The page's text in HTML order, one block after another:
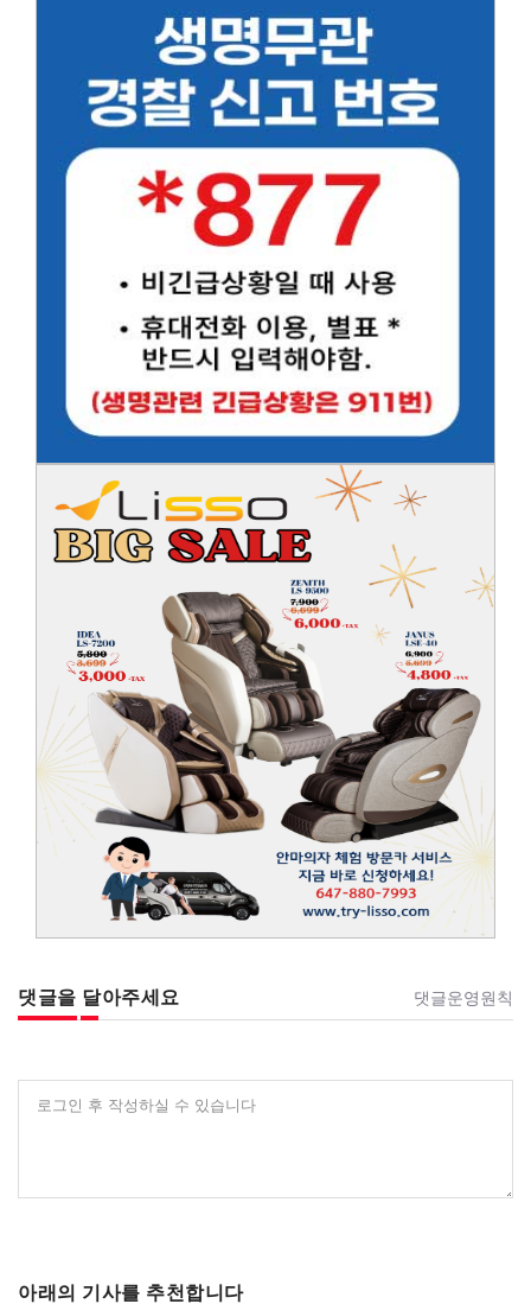
댓글을 달아주세요 댓글운영원칙
로그인 후 작성하실 수 있습니다
아래의 기사를 추천합니다